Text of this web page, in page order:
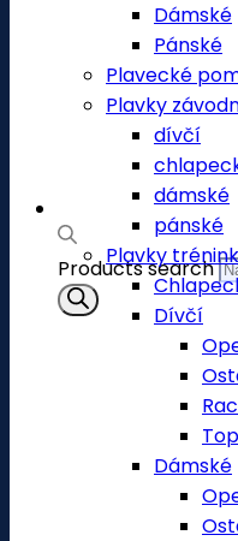
Products search
Dámské
Pánské
Plavecké
Plavky
dívčí
dámské
pánské
Plavky
Dívčí
Dámské